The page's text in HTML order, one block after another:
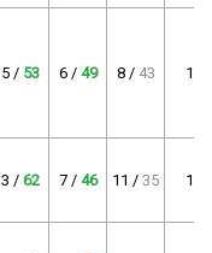
5 / 53 6 / 49 8 / 43 164
3 / 62 7 / 46 11 / 35 154